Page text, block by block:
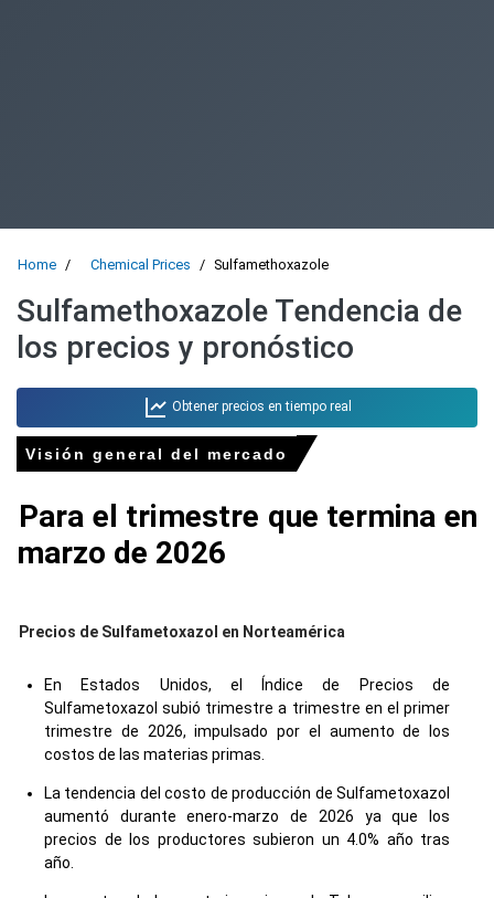
Home Chemical Prices Sulfamethoxazole
Sulfamethoxazole Tendencia de
los precios y pronóstico
Obtener precios en tiempo real
Visión general del mercado
Para el trimestre que termina en
marzo de 2026
Precios de Sulfametoxazol en Norteamérica
En Estados Unidos, el Índice de Precios de
Sulfametoxazol subió trimestre a trimestre en el primer
trimestre de 2026, impulsado por el aumento de los
costos de las materias primas.
La tendencia del costo de producción de Sulfametoxazol
aumentó durante enero-marzo de 2026 ya que los
precios de los productores subieron un 4.0% año tras
año.